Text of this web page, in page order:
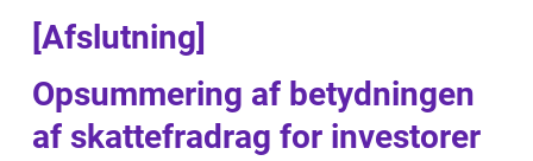
[Afslutning]
Opsummering af betydningen
af skattefradrag for investorer